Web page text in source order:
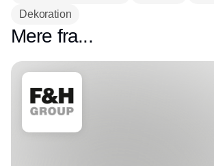
Dekoration
Mere fra...